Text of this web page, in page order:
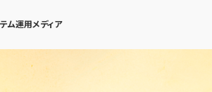
ム運用メディア